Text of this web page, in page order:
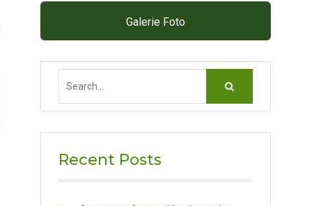
Galerie Foto
Recent Posts